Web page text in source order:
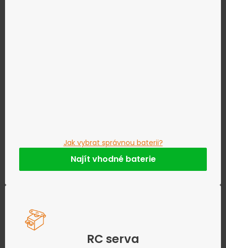
Jak vybrat správnou baterii?
Najít vhodné baterie
RC serva